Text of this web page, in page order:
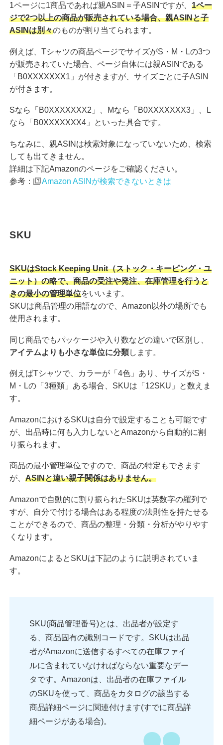
1ページに1商品であれば親ASIN＝子ASINですが、 1ペー
ジで2つ以上の商品が販売されている場合、親ASINと子
ASINは別々のものが割り当てられます。
例えば、Tシャツの商品ページでサイズがS・M・Lの3つ
が販売されていた場合、ページ自体には親ASINである
「B0XXXXXXX1」が付きますが、サイズごとに子ASIN
が付きます。
Sなら「B0XXXXXXX2」、Mなら「B0XXXXXXX3」、L
なら「B0XXXXXXX4」といった具合です。
ちなみに、親ASINは検索対象になっていないため、検索
しても出てきません。
詳細は下記Amazonのページをご確認ください。
参考：
Amazon ASINが検索できないときは
SKU
SKUはStock Keeping Unit（ストック・キーピング・ユ
ニット）の略で、商品の受注や発注、在庫管理を行うと
きの最小の管理単位をいいます。
SKUは商品管理の用語なので、Amazon以外の場所でも
使用されます。
同じ商品でもパッケージや入り数などの違いで区別し、
アイテムよりも小さな単位に分類します。
例えばTシャツで、カラーが「4色」あり、サイズがS・
M・Lの「3種類」ある場合、SKUは「12SKU」と数えま
す。
AmazonにおけるSKUは自分で設定することも可能です
が、出品時に何も入力しないとAmazonから自動的に割
り振られます。
商品の最小管理単位ですので、商品の特定もできます
が、 ASINと違い親子関係はありません。
Amazonで自動的に割り振られたSKUは英数字の羅列で
すが、自分で付ける場合はある程度の法則性を持たせる
ことができるので、商品の整理・分類・分析がやりやす
くなります。
AmazonによるとSKUは下記のように説明されていま
す。
SKU(商品管理番号)とは、出品者が設定す
る、商品固有の識別コードです。SKUは出品
者がAmazonに送信するすべての在庫ファイ
ルに含まれていなければならない重要なデー
タです。Amazonは、出品者の在庫ファイル
のSKUを使って、商品をカタログの該当する
商品詳細ページに関連付けます(すでに商品詳
細ページがある場合)。